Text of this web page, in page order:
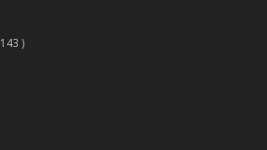
143